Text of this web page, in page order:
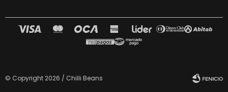
© Copyright 2026 / Chilli Beans